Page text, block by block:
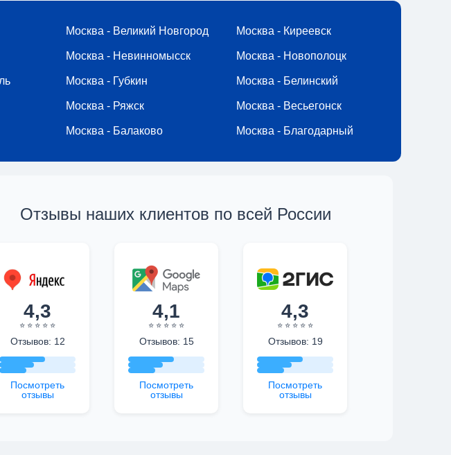
Москва - Великий Новгород Москва - Киреевск
Москва - Невинномысск Москва - Новополоцк
Москва - Губкин Москва - Белинский
Москва - Ряжск Москва - Весьегонск
Москва - Балаково Москва - Благодарный
Отзывы наших клиентов по всей России
4,3
⭐ ⭐ ⭐ ⭐ ⭐
Отзывов: 12
Посмотреть
отзывы
4,1
⭐ ⭐ ⭐ ⭐ ⭐
Отзывов: 15
Посмотреть
отзывы
4,3
⭐ ⭐ ⭐ ⭐ ⭐
Отзывов: 19
Посмотреть
отзывы